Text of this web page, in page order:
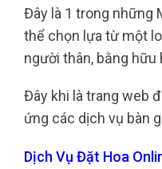
Đây là 1 trong những
thể chọn lựa từ một
người thân, bằng hữu
Đây khi là trang web
ứng các dịch vụ bàn
Dịch Vụ Đặt Hoa